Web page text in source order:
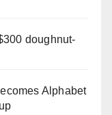
doughnut-
Alphabet